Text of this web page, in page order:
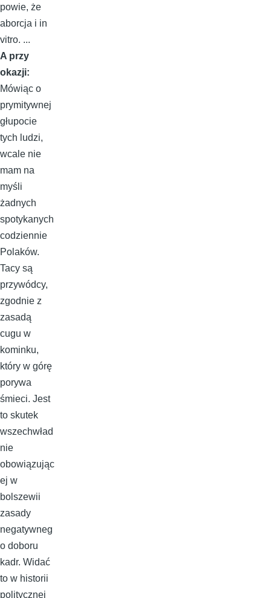
powie, że
aborcja i in
vitro. ...
A przy
okazji:
Mówiąc o
prymitywnej
głupocie
tych ludzi,
wcale nie
mam na
myśli
żadnych
spotykanych
codziennie
Polaków.
Tacy są
przywódcy,
zgodnie z
zasadą
cugu w
kominku,
który w górę
porywa
śmieci. Jest
to skutek
wszechwład
nie
obowiązując
ej w
bolszewii
zasady
negatywneg
o doboru
kadr. Widać
to w historii
politycznej